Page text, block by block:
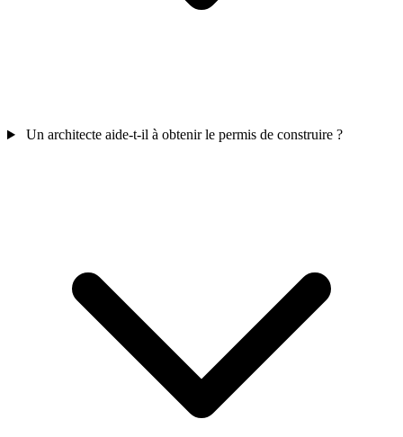
Un architecte aide-t-il à obtenir le permis de construire ?